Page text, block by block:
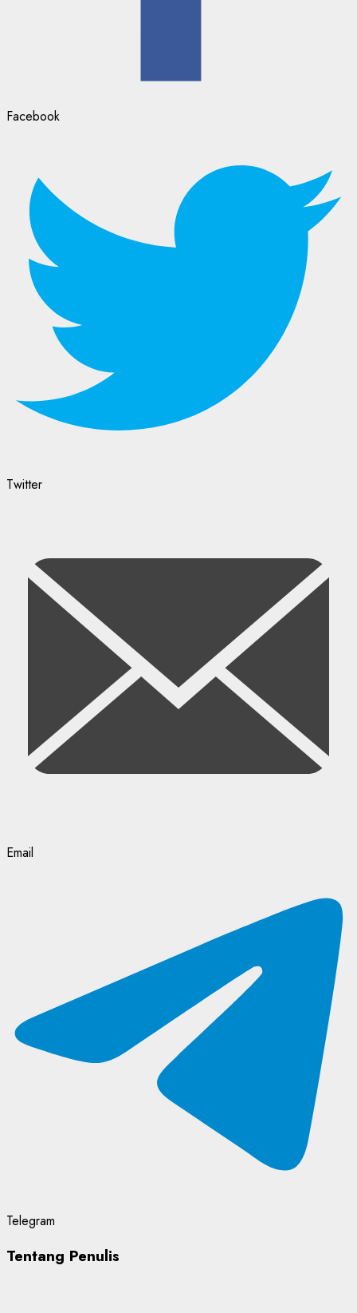
Facebook
Twitter
Email
Telegram
Tentang Penulis